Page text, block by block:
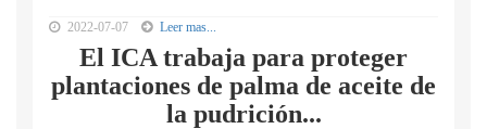
2022-07-07 Leer mas...
El ICA trabaja para proteger
plantaciones de palma de aceite de
la pudrición...